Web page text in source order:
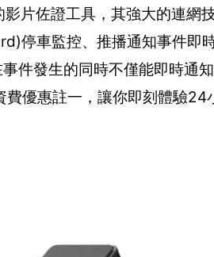
片佐證工具，其強大的連網
停車監控、推播通知事件即
件發生的同時不僅能即時通
優惠註一，讓你即刻體驗24